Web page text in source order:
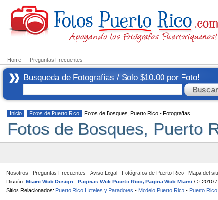
Home Preguntas Frecuentes
Busqueda de Fotografías / Solo $10.00 por Foto!
Inicio Fotos de Puerto Rico Fotos de Bosques, Puerto Rico - Fotografías
Fotos de Bosques, Puerto
Nosotros Preguntas Frecuentes Aviso Legal Fotógrafos de Puerto Rico
Mapa del
Diseño: Miami Web Design - Paginas Web Puerto Rico, Pagina Web Miami / © 2010 /
Sitios Relacionados: Puerto Rico Hoteles y Paradores - Modelo Puerto Rico - Puerto